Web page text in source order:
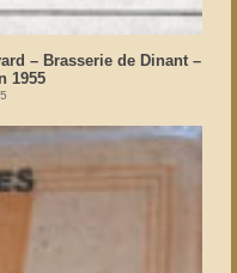
– Brasserie de Dinant –
1955